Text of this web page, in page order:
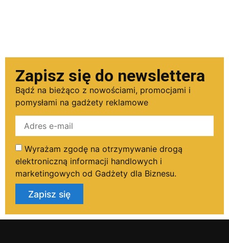
Zapisz się do newslettera
Bądź na bieżąco z nowościami, promocjami i
pomysłami na gadżety reklamowe
Wyrażam zgodę na otrzymywanie drogą
elektroniczną informacji handlowych i
marketingowych od Gadżety dla Biznesu.
Zapisz się